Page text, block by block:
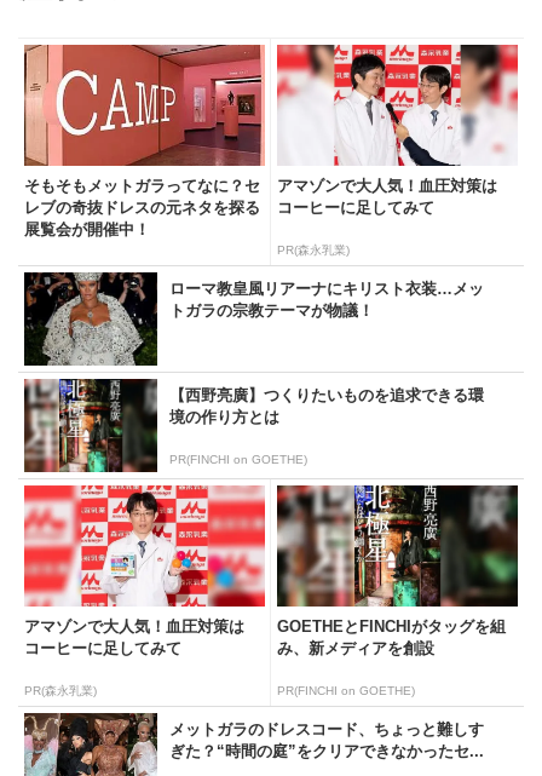
そもそもメットガラってなに？セ
レブの奇抜ドレスの元ネタを探る
展覧会が開催中！
アマゾンで大人気！血圧対策は
コーヒーに足してみて
PR(森永乳業)
ローマ教皇風リアーナにキリスト衣装…メッ
トガラの宗教テーマが物議！
【西野亮廣】つくりたいものを追求できる環
境の作り方とは
PR(FINCHI on GOETHE)
アマゾンで大人気！血圧対策は
コーヒーに足してみて
PR(森永乳業)
GOETHEとFINCHIがタッグを組
み、新メディアを創設
PR(FINCHI on GOETHE)
メットガラのドレスコード、ちょっと難しす
ぎた？“時間の庭”をクリアできなかったセ...